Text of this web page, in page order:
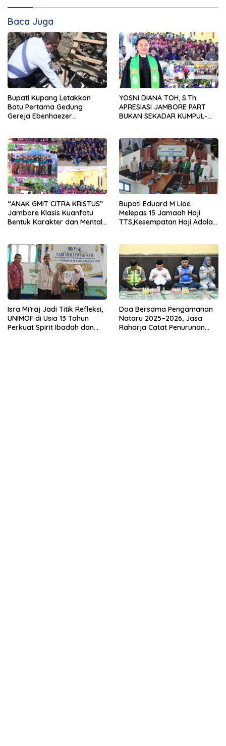
Baca Juga
Bupati Kupang Letakkan
Batu Pertama Gedung
Gereja Ebenhaezer
Pemerintah
YOSNI DIANA TOH, S.Th
APRESIASI JAMBORE PART
BUKAN SEKADAR KUMPUL-
“ANAK GMIT CITRA KRISTUS”
Jambore Klasis Kuanfatu
Bentuk Karakter dan Mental
Bupati Eduard M Lioe
Melepas 15 Jamaah Haji
TTS,Kesempatan Haji Adalah
Isra Mi’raj Jadi Titik Refleksi,
UNIMOF di Usia 13 Tahun
Perkuat Spirit Ibadah dan
Doa Bersama Pengamanan
Nataru 2025–2026, Jasa
Raharja Catat Penurunan